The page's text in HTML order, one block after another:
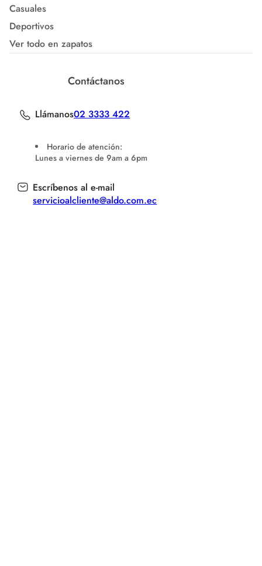
Casuales
Deportivos
Ver todo en zapatos
Contáctanos
Llámanos02 3333 422
Horario de atención:
Lunes a viernes de 9am a 6pm
Escríbenos al e-mail
servicioalcliente@aldo.com.ec